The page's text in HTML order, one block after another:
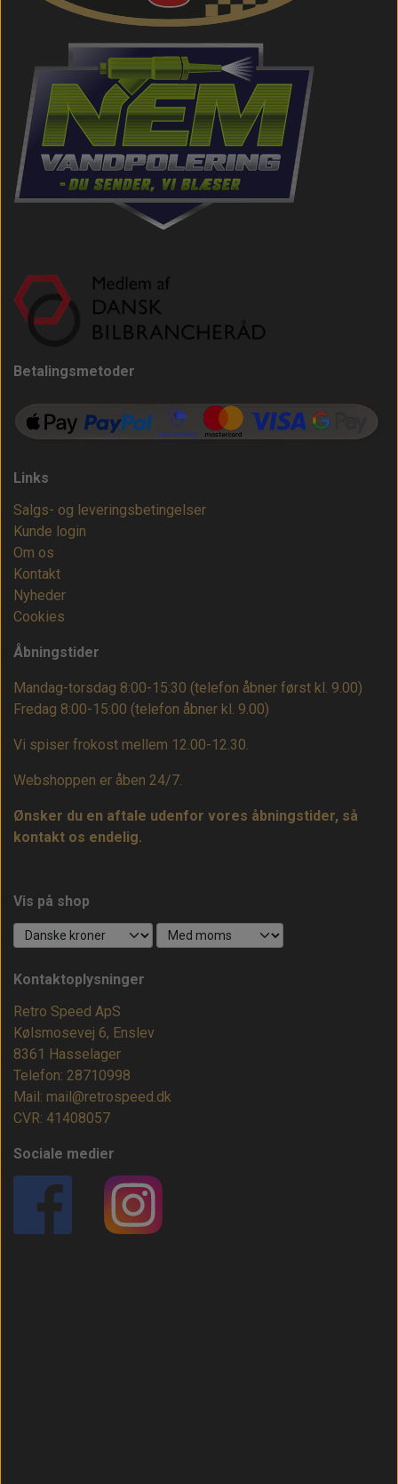
Betalingsmetoder
Links
Salgs- og leveringsbetingelser
Kunde login
Om os
Kontakt
Nyheder
Cookies
Åbningstider
Mandag-torsdag 8:00-15:30 (telefon åbner først kl. 9.00)
Fredag 8:00-15:00 (telefon åbner kl. 9.00)
Vi spiser frokost mellem 12.00-12.30.
Webshoppen er åben 24/7.
Ønsker du en aftale udenfor vores åbningstider, så
kontakt os endelig.
Vis på shop
Kontaktoplysninger
Retro Speed ApS
Kølsmosevej 6, Enslev
8361 Hasselager
Telefon: 28710998
Mail: mail@retrospeed.dk
CVR: 41408057
Sociale medier